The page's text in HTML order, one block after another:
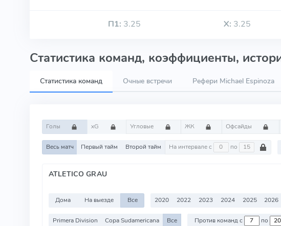
П1: 3.25 Х: 3.25
Статистика команд, коэффициенты,
Статистика команд Очные встречи Рефери Michael Espinoza
Голы xG Угловые ЖК Офсайды
Весь матч Первый тайм Второй тайм На интервале с по
ATLETICO GRAU
Дома На выезде Все 2020 2022 2023 2024 2025 2026
Primera Division Copa Sudamericana Все Против команд с по